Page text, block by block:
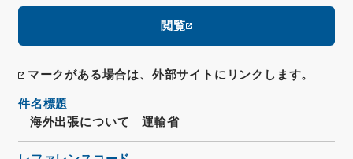
閲覧
マークがある場合は、外部サイトにリンクします。
件名標題
海外出張について 運輸省